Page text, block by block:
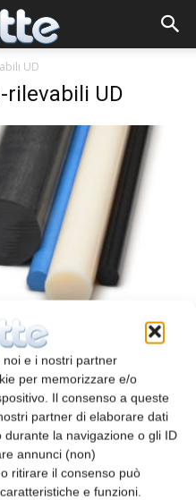
e i nostri partner
per memorizzare e/o
Il consenso a queste
partner di elaborare dati
la navigazione o gli ID
annunci (non)
ritirare il consenso può
e funzioni.
UD
UD
a metal